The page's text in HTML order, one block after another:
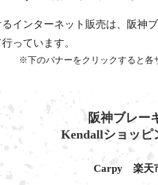
インターネット販売は、阪神
っています。
※下のバナーをクリックすると各
阪神ブレー
Kendallショッピ
Carpy 楽天